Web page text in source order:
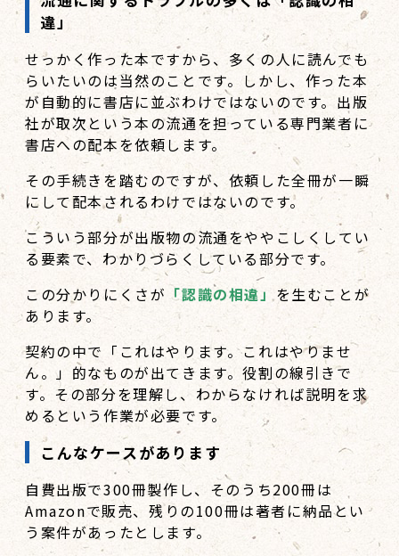
違」
せっかく作った本ですから、多くの人に読んでも
らいたいのは当然のことです。しかし、作った本
が自動的に書店に並ぶわけではないのです。出版
社が取次という本の流通を担っている専門業者に
書店への配本を依頼します。
その手続きを踏むのですが、依頼した全冊が一瞬
にして配本されるわけではないのです。
こういう部分が出版物の流通をややこしくしてい
る要素で、わかりづらくしている部分です。
この分かりにくさが 「認識の相違」を生むことが
あります。
契約の中で「これはやります。これはやりませ
ん。」的なものが出てきます。役割の線引きで
す。その部分を理解し、わからなければ説明を求
めるという作業が必要です。
こんなケースがあります
自費出版で300冊製作し、そのうち200冊は
Amazonで販売、残りの100冊は著者に納品とい
う案件があったとします。